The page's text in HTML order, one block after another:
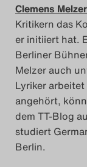
Das
Das
Das
Clemens Melzer
Kritikern das
er initiiert hat.
Berliner
Melzer auch
Lyriker
angehört,
dem TT-Blog
studiert
Berlin.